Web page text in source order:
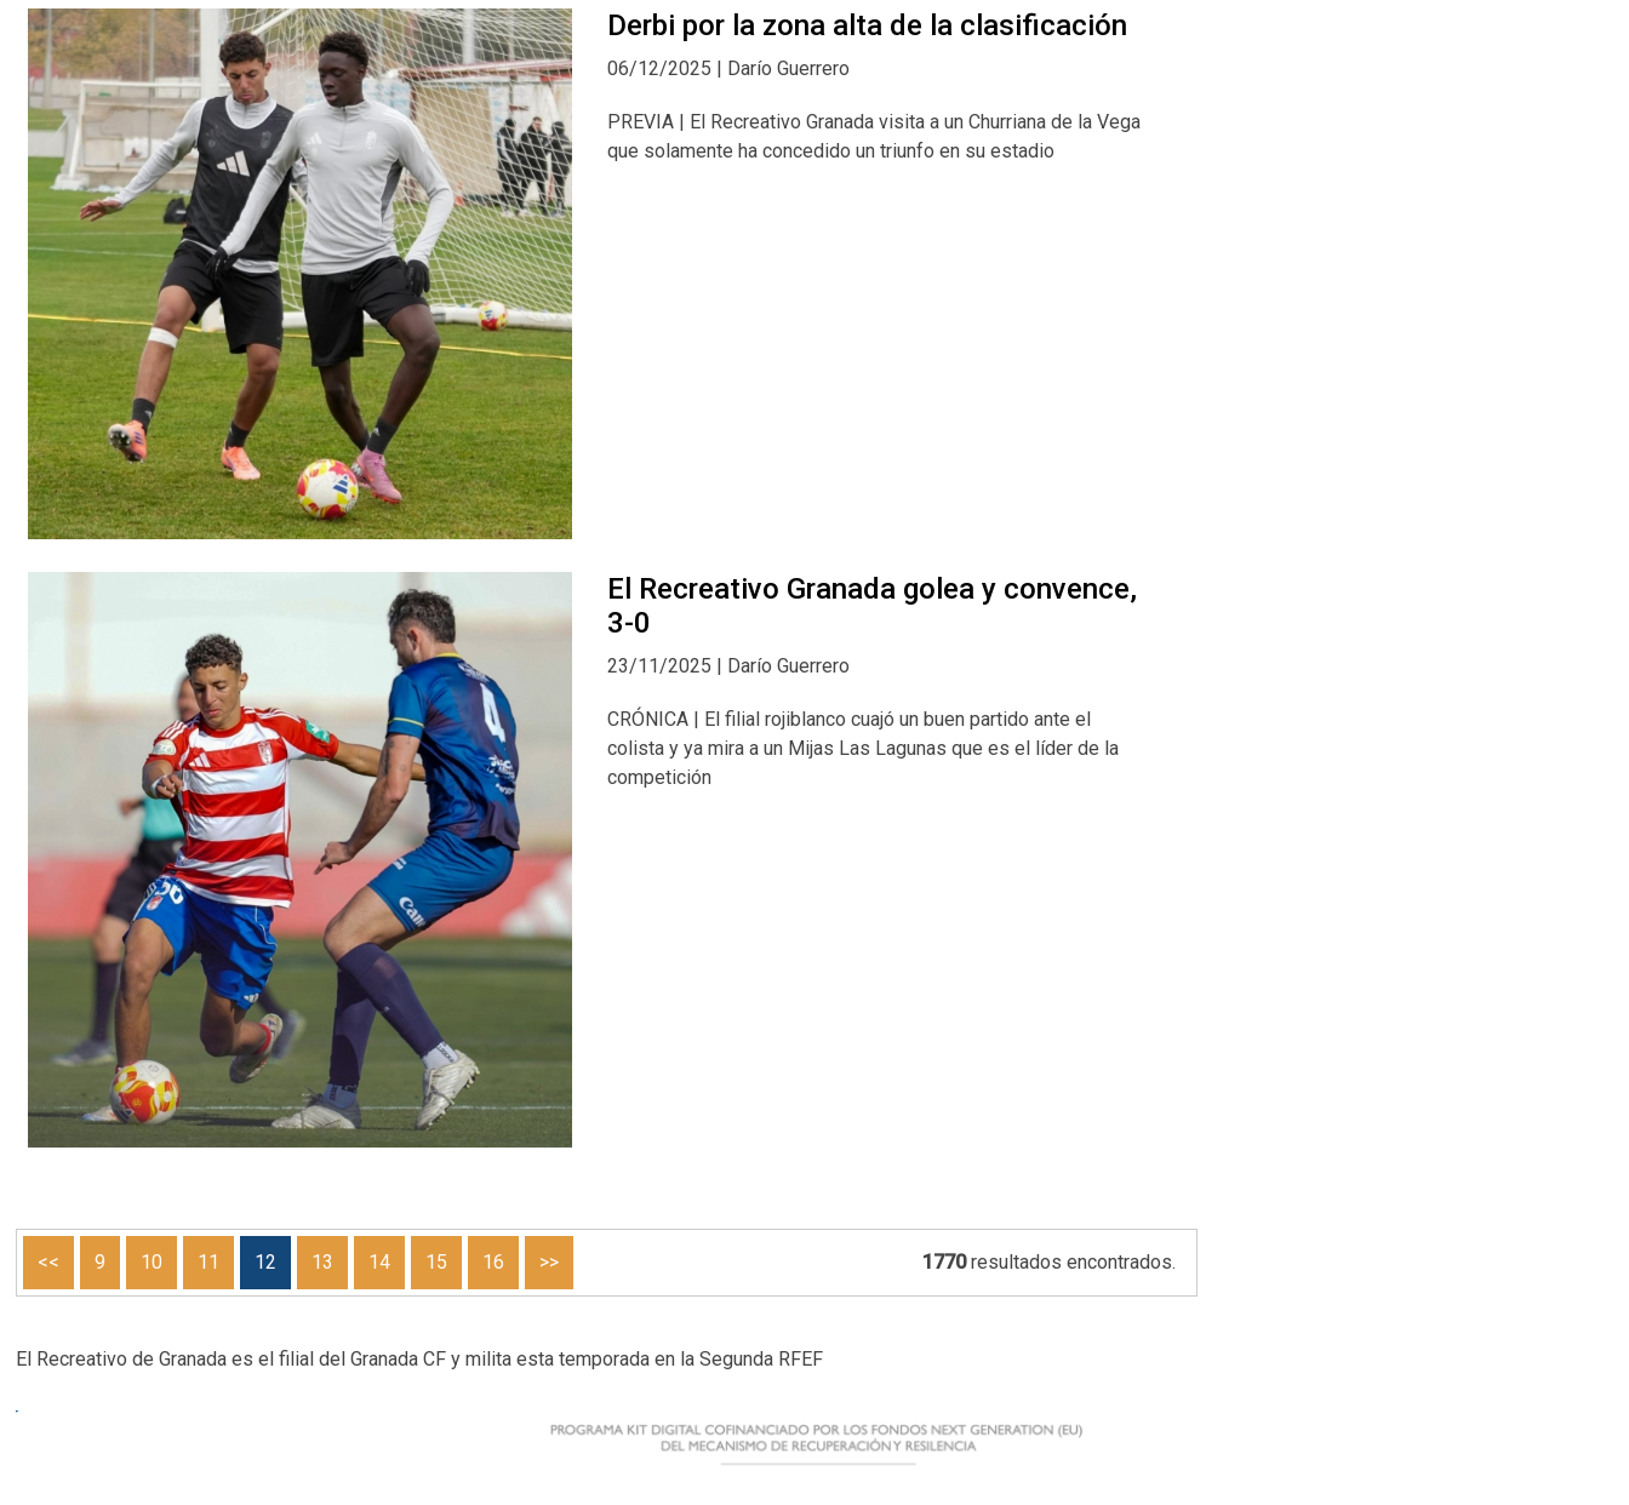
Derbi por la zona alta de la clasificación
06/12/2025 | Darío Guerrero
PREVIA | El Recreativo Granada visita a un Churriana de la Vega
que solamente ha concedido un triunfo en su estadio
El Recreativo Granada golea y convence,
3-0
23/11/2025 | Darío Guerrero
CRÓNICA | El filial rojiblanco cuajó un buen partido ante el
colista y ya mira a un Mijas Las Lagunas que es el líder de la
competición
<< 9 10 11 12 13 14 15 16 >> 1770resultados encontrados.
El Recreativo de Granada es el filial del Granada CF y milita esta temporada en la Segunda RFEF